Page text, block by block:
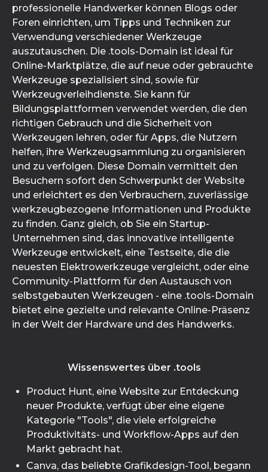
professionelle Handwerker können Blogs oder
Foren einrichten, um Tipps und Techniken zur
Verwendung verschiedener Werkzeuge
auszutauschen. Die .tools-Domain ist ideal für
Online-Marktplätze, die auf neue oder gebrauchte
Werkzeuge spezialisiert sind, sowie für
Werkzeugverleihdienste. Sie kann für
Bildungsplattformen verwendet werden, die den
richtigen Gebrauch und die Sicherheit von
Werkzeugen lehren, oder für Apps, die Nutzern
helfen, ihre Werkzeugsammlung zu organisieren
und zu verfolgen. Diese Domain vermittelt den
Besuchern sofort den Schwerpunkt der Website
und erleichtert es den Verbrauchern, zuverlässige
werkzeugbezogene Informationen und Produkte
zu finden. Ganz gleich, ob Sie ein Startup-
Unternehmen sind, das innovative intelligente
Werkzeuge entwickelt, eine Testseite, die die
neuesten Elektrowerkzeuge vergleicht, oder eine
Community-Plattform für den Austausch von
selbstgebauten Werkzeugen - eine .tools-Domain
bietet eine gezielte und relevante Online-Präsenz
in der Welt der Hardware und des Handwerks.
Wissenswertes über .tools
Product Hunt, eine Website zur Entdeckung
neuer Produkte, verfügt über eine eigene
Kategorie "Tools", die viele erfolgreiche
Produktivitäts- und Workflow-Apps auf den
Markt gebracht hat.
Canva, das beliebte Grafikdesign-Tool, begann